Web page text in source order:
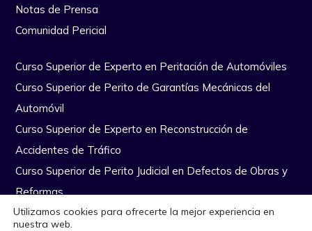
Notas de Prensa
Comunidad Pericial
Curso Superior de Experto en Peritación de Automóviles
Curso Superior de Perito de Garantías Mecánicas del
Automóvil
Curso Superior de Experto en Reconstrucción de
Accidentes de Tráfico
Curso Superior de Perito Judicial en Defectos de Obras y
Reformas
Utilizamos cookies para ofrecerte la mejor experiencia en
nuestra web.